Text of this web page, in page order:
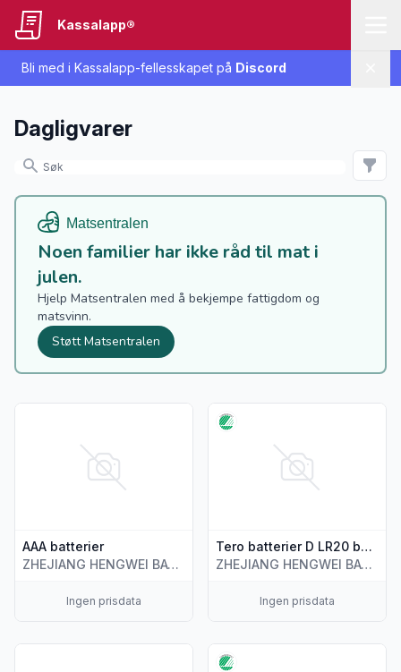
Bli med i Kassalapp-fellesskapet på Discord
Kassalapp®
Dagligvarer
Noen familier har ikke råd til mat i
julen.
Hjelp Matsentralen med å bekjempe fattigdom og
matsvinn.
Støtt Matsentralen
AAA batterier
ZHEJIANG HENGWEI BATTERY CO.,LTD
Ingen prisdata
Vis flere detaljer for produktet "AAA batterier"
Tero batterier D LR20 batterier
ZHEJIANG HENGWEI BATTERY CO.,LTD
Ingen prisdata
Vis flere detaljer for
Vis flere detaljer for produktet "Batterier X-tra AA 10PK"
Vis flere detaljer for